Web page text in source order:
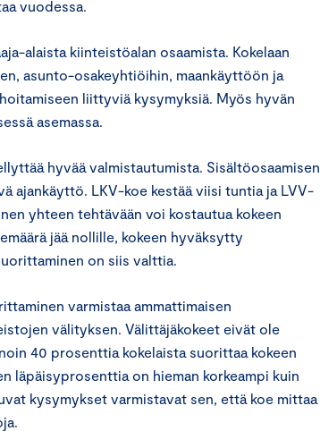
vuodessa.
alaista kiinteistöalan osaamista. Kokelaan
asunto-osakeyhtiöihin, maankäyttöön ja
liittyviä kysymyksiä. Myös hyvän
asemassa.
hyvää valmistautumista. Sisältöosaamisen
ajankäyttö. LKV-koe kestää viisi tuntia ja LVV-
yhteen tehtävään voi kostautua kokeen
jää nollille, kokeen hyväksytty
on siis valttia.
varmistaa ammattimaisen
välityksen. Välittäjäkokeet eivät ole
40 prosenttia kokelaista suorittaa kokeen
läpäisyprosenttia on hieman korkeampi kuin
kysymykset varmistavat sen, että koe mittaa